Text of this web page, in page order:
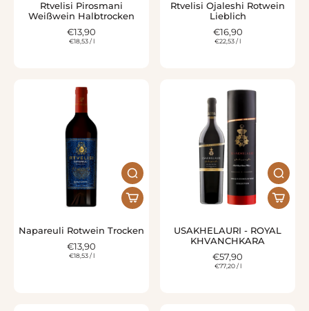
Rtvelisi Pirosmani
Weißwein Halbtrocken
€13,90
€18,53/ l
Rtvelisi Ojaleshi Rotwein
Lieblich
€16,90
€22,53/l
Napareuli Rotwein Trocken
€13,90
€18,53/ l
USAKHELAURI - ROYAL
KHVANCHKARA
€57,90
€77,20/ l